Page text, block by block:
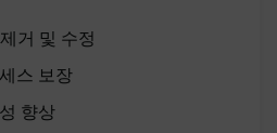
거 및 수정
스 보장
향상